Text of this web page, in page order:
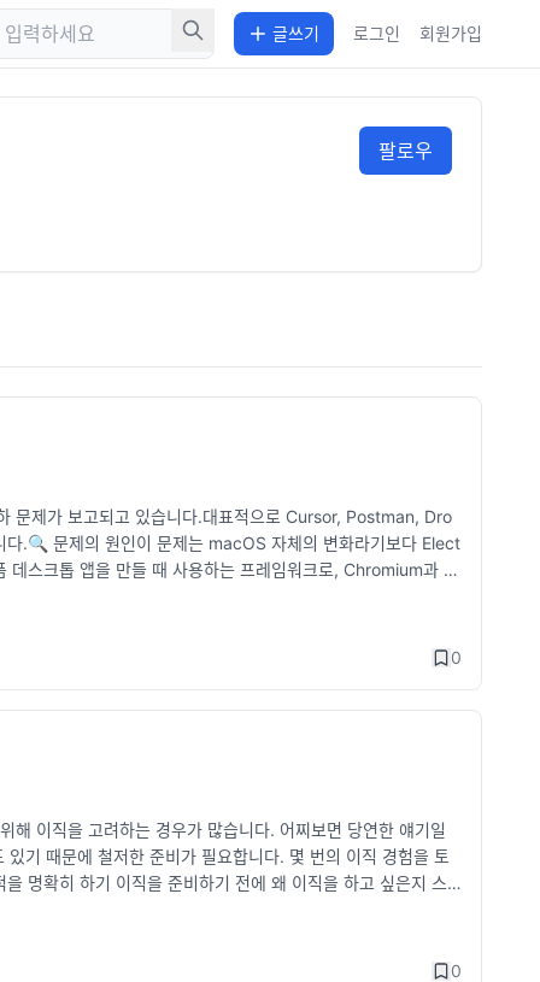
글쓰기 로그인 회원가입
팔로우
문제가 보고되고 있습니다.대표적으로 Cursor, Postman, Dro
.🔍 문제의 원인이 문제는 macOS 자체의 변화라기보다 Elect
데스크톱 앱을 만들 때 사용하는 프레임워크로, Chromium과 N
: Electron 패치 업데이트다행히도 문제를 해결할 수 있는 패치
상)을 적용하여 다시 빌드하면 대부분의 성능 문제가 해결됩니
진행 상황을 실시간으로 추적합니다.예를 들어 “Fixed” 상태
입장에서의 불편함저 역시 개발자로서 현재 이 문제를 체감하
만들어져 있는데, 이들 대부분이 아직 패치가 적용되지 않아
론macOS 26 “Tahoe”에서 Electron 기반 앱이 느려지는 현
있습니다.하지만 사용자는 직접 이 문제를 해결할 수 없고, 각
사이트(shamelectron)를 참고해사용하는 앱의 업데이트 여부
0
해 이직을 고려하는 경우가 많습니다. 어찌보면 당연한 얘기일
기 때문에 철저한 준비가 필요합니다. 몇 번의 이직 경험을 토
명확히 하기 이직을 준비하기 전에 왜 이직을 하고 싶은지 스
회사에서 어떤 점이 불만인가? 내가 원하는 회사 문화는 무엇
발생하는 문제점 지원하는 기업을 선정하는 기준이 애매해져0